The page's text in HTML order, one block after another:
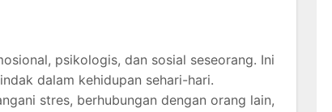
psikologis, dan sosial seseorang. Ini
dalam kehidupan sehari-hari.
stres, berhubungan dengan orang lain,